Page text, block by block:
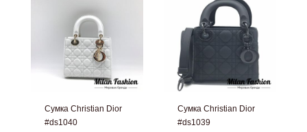
Сумка Christian Dior
#ds1040
Сумка Christian Dior
#ds1039